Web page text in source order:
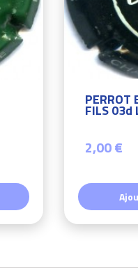
PERROT
FILS 03d
2,00 €